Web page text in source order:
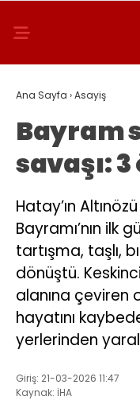
Ana Sayfa ›Asayiş
Bayram
savaşı:
Hatay’ın
Bayramı’nın ilk
tartışma, taşlı,
dönüştü.
alanına çeviren
hayatını
yerlerinden
Giriş: 21-03-2026 11:47
Kaynak: İHA